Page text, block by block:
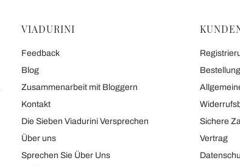
VIADURINI
Feedback
Blog
Zusammenarbeit mit Bloggern
Kontakt
Die Sieben Viadurini Versprechen
Über uns
Sprechen Sie Über Uns
Sichere
Vertrag